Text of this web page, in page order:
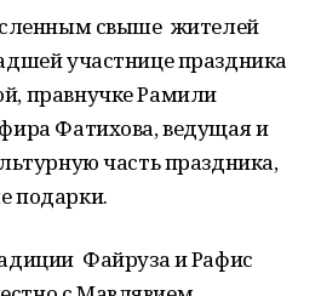
свыше жителей
участнице праздника
правнучке Рамили
Фатихова, ведущая и
часть праздника,
подарки.
Файруза и Рафис